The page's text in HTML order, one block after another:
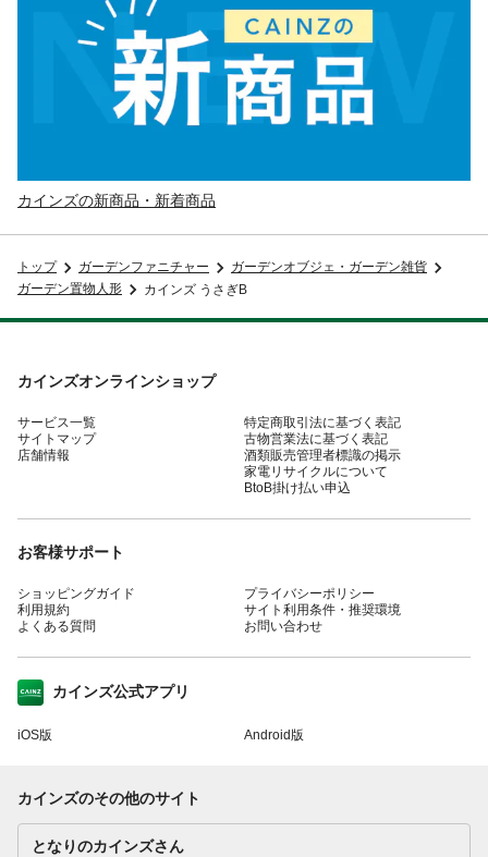
カインズの新商品・新着商品
トップ ガーデンファニチャー
ガーデンオブジェ・ガーデン雑貨
ガーデン置物人形
カインズ うさぎB
カインズオンラインショップ
サービス一覧
サイトマップ
店舗情報
特定商取引法に基づく表記
古物営業法に基づく表記
酒類販売管理者標識の掲示
家電リサイクルについて
BtoB掛け払い申込
お客様サポート
ショッピングガイド
利用規約
よくある質問
プライバシーポリシー
サイト利用条件・推奨環境
お問い合わせ
カインズ公式アプリ
iOS版 Android版
カインズのその他のサイト
となりのカインズさん